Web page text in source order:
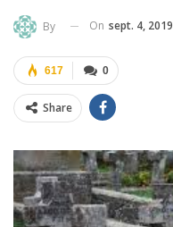
By On sept. 4, 2019
0
617
Share